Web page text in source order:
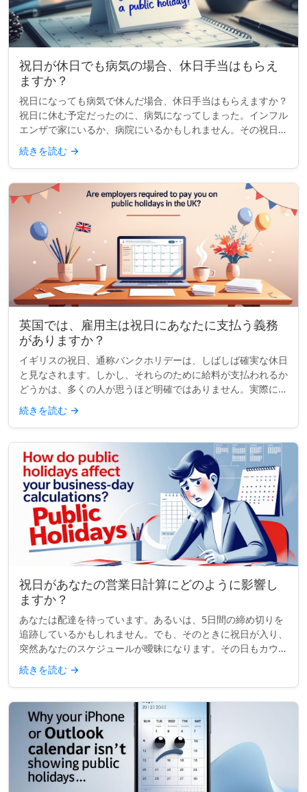
祝日が休日でも病気の場合、休日手当はもらえ
ますか？
祝日になっても病気で休んだ場合、休日手当はもらえますか？
祝日に休む予定だったのに、病気になってしまった。インフル
エンザで家にいるか、病院にいるかもしれません。その祝日の
給料はもらえますか？これはよくある質問で、答えはあなたの
働いている場所...
続きを読む →
英国では、雇用主は祝日にあなたに支払う義務
がありますか？
イギリスの祝日、通称バンクホリデーは、しばしば確実な休日
と見なされます。しかし、それらのために給料が支払われるか
どうかは、多くの人が思うほど明確ではありません。実際に
は、支払われるかどうか、または休みがもらえるかどうかは、
完全にあなたの契約...
続きを読む →
祝日があなたの営業日計算にどのように影響し
ますか？
あなたは配達を待っています。あるいは、5日間の締め切りを
追跡しているかもしれません。でも、そのときに祝日が入り、
突然あなたのスケジュールが曖昧になります。その日もカウン
トされるのでしょうか？ビジネス日数の計算をするとき、祝日
はあなたが思って...
続きを読む →